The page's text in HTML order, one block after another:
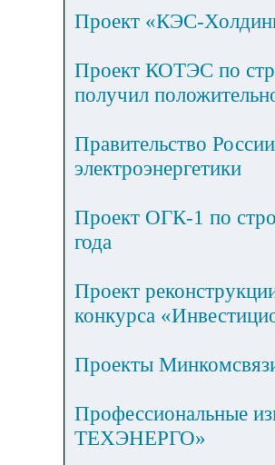
Проект «КЭС-
Проект КОТЭС по
получил
Правительство
электроэнергетики
Проект ОГК-1 по
года
Проект
конкурса
Проекты
Профессиональные
ТЕХЭНЕРГО»